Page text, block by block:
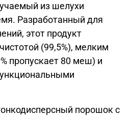
из шелухи
Разработанный для
этот продукт
(99,5%), мелким
пропускает 80 меш) и
порошок с